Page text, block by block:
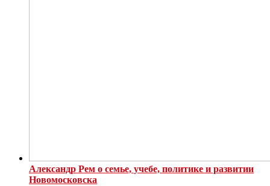
Александр Рем о семье, учебе, политике и развитии
Новомосковска